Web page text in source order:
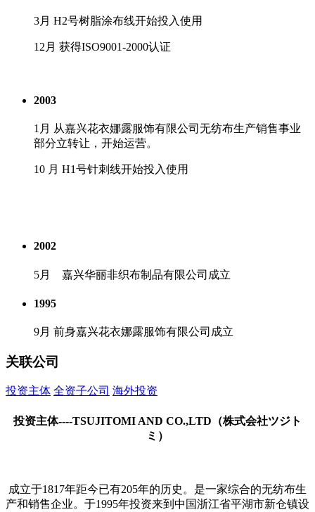
3月 H2号树脂涂布线开始投入使用
12月 获得ISO9001-2000认证
2003
1月 从嘉兴花衣娜露服饰有限公司无纺布生产销售事业
部分立转让，开始运营。
10 月 H1号针刺线开始投入使用
2002
5月 嘉兴华丽非织布制品有限公司成立
1995
9月 前身嘉兴花衣娜露服饰有限公司成立
关联公司
投资主体 全资子公司 海外投资
投资主体----TSUJITOMI AND CO.,LTD（株式会社ツジト
ミ）
成立于1817年距今已有205年的历史。是一家综合的无纺布生
产和销售企业。于1995年投资来到中国浙江省平湖市新仓镇设